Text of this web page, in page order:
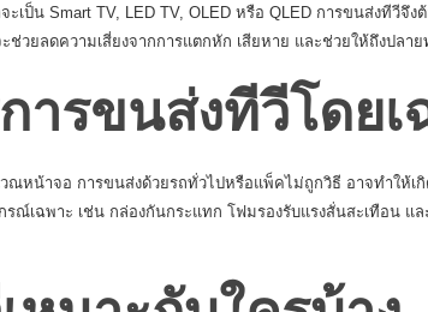
น Smart TV, LED TV, OLED หรือ QLED การขนส่งทีวีจึง
ช่วยลดความเสี่ยงจากการแตกหัก เสียหาย และช่วยให้ถึงปลา
ารขนส่งทีวีโดยเ
ณหน้าจอ การขนส่งด้วยรถทั่วไปหรือแพ็คไม่ถูกวิธี อาจทำให้เกิ
ณ์เฉพาะ เช่น กล่องกันกระแทก โฟมรองรับแรงสั่นสะเทือน แ